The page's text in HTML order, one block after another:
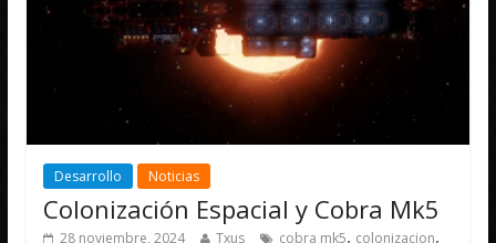
Desarrollo Noticias
Colonización Espacial y Cobra Mk5
28 noviembre, 2024 Txus cobra mk5, colonizacion,